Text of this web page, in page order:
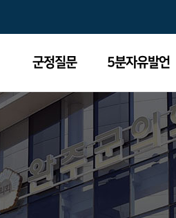
군정질문 5분자유발언